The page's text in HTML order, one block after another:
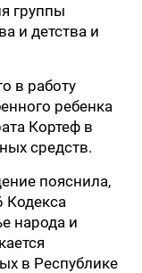
группы
и детства и
в работу
ребенка
Кортеф в
средств.
пояснила,
Кодекса
народа и
в Республике